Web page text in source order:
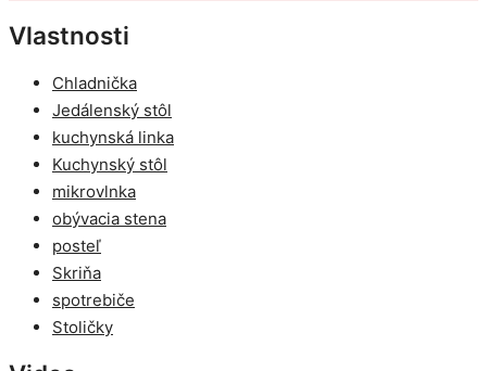
Vlastnosti
Chladnička
Jedálenský stôl
kuchynská linka
Kuchynský stôl
mikrovlnka
obývacia stena
posteľ
Skriňa
spotrebiče
Stoličky